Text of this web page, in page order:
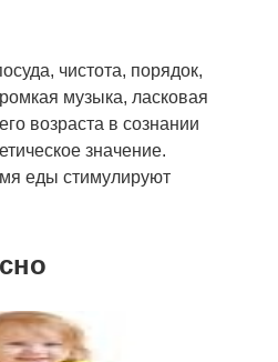
чистота, порядок,
музыка, ласковая
возраста в сознании
значение.
еды стимулируют